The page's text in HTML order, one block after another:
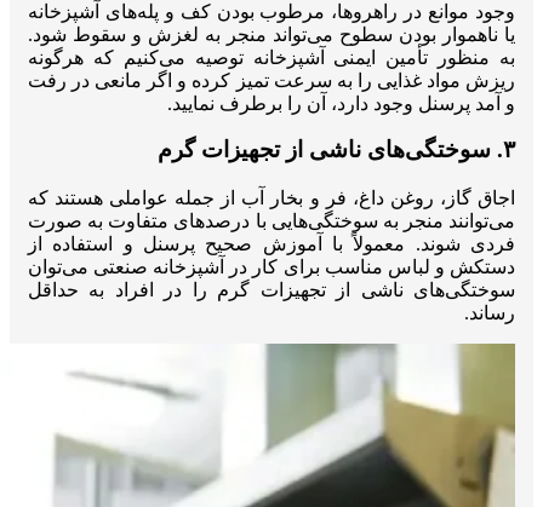
وجود موانع در راهروها، مرطوب بودن کف و پله‌های آشپزخانه
یا ناهموار بودن سطوح می‌تواند منجر به لغزش و سقوط شود.
به منظور تأمین ایمنی آشپزخانه توصیه می‌کنیم که هرگونه
ریزش مواد غذایی را به سرعت تمیز کرده و اگر مانعی در رفت‌
و آمد پرسنل وجود دارد، آن را برطرف نمایید.
۳. سوختگی‌های ناشی از تجهیزات گرم
اجاق گاز، روغن داغ، فر و بخار آب از جمله عواملی هستند که
می‌توانند منجر به سوختگی‌هایی با درصدهای متفاوت به صورت
فردی شوند. معمولاً با آموزش صحیح پرسنل و استفاده از
دستکش و لباس مناسب برای کار در آشپزخانه صنعتی می‌توان
سوختگی‌های ناشی از تجهیزات گرم را در افراد به حداقل
رساند.